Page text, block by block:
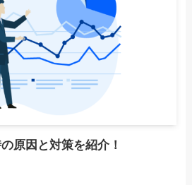
原因と対策を紹介！